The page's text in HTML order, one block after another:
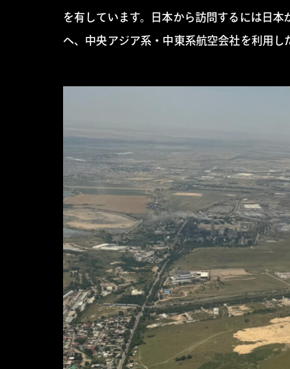
を有しています。日本から訪問するには日
へ、中央アジア系・中東系航空会社を利用し